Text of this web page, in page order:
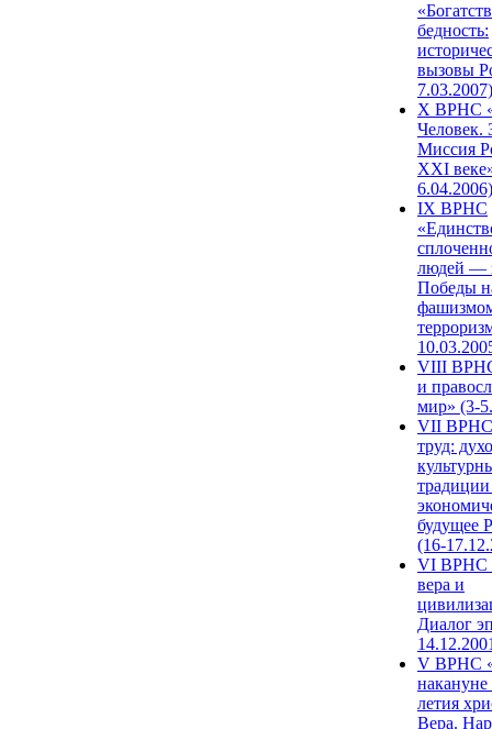
бедность:
вызовы
7.03.2007)
X ВРНС
Человек.
Миссия
XXI
6.04.2006)
IX ВРНС
людей —
Победы
VIII
и
мир» (3-
VII ВРНС
труд:
будущее
(16-
VI ВРНС
вера и
Диалог
V ВРНС
накануне
летия
Вера.